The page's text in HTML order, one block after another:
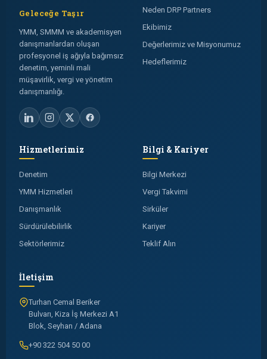
Geleceğe Taşır
YMM, SMMM ve akademisyen
danışmanlardan oluşan
profesyonel iş ağıyla bağımsız
denetim, yeminli mali
müşavirlik, vergi ve yönetim
danışmanlığı.
Neden DRP Partners
Ekibimiz
Değerlerimiz ve Misyonumuz
Hedeflerimiz
Hizmetlerimiz
Denetim
YMM Hizmetleri
Danışmanlık
Sürdürülebilirlik
Sektörlerimiz
Bilgi & Kariyer
Bilgi Merkezi
Vergi Takvimi
Sirküler
Kariyer
Teklif Alın
İletişim
Turhan Cemal Beriker
Bulvarı, Kiza İş Merkezi A1
Blok, Seyhan / Adana
+90 322 504 50 00